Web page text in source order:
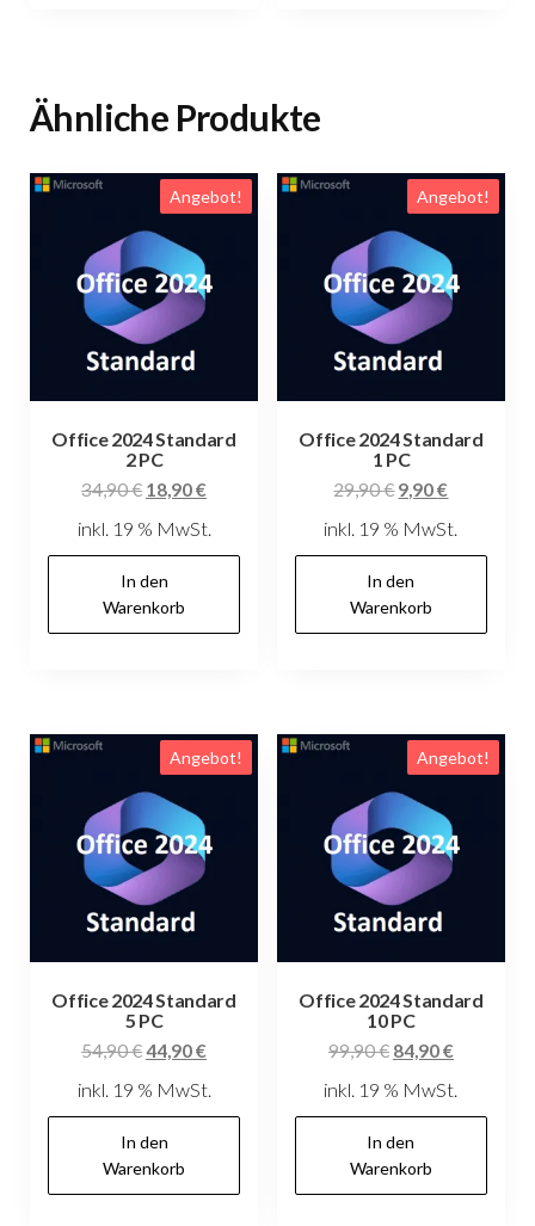
Ähnliche Produkte
Angebot!
Office 2024 Standard
2 PC
34,90€ Ursprünglicher
34,90 €
18,90€
inkl. 19 % MwSt.
In den
Warenkorb
Angebot!
Office 2024 Standard
1 PC
29,90€Ursprünglicher
29,90 €
9,90€
inkl. 19 % MwSt.
In den
Warenkorb
Angebot!
Office 2024 Standard
5 PC
54,90€Ursprünglicher
54,90 €
44,90€
inkl. 19 % MwSt.
In den
Warenkorb
Angebot!
Office 2024 Standard
10 PC
99,90€ Ursprünglicher
99,90 €
84,90€Aktueller
inkl. 19 % MwSt.
In den
Warenkorb